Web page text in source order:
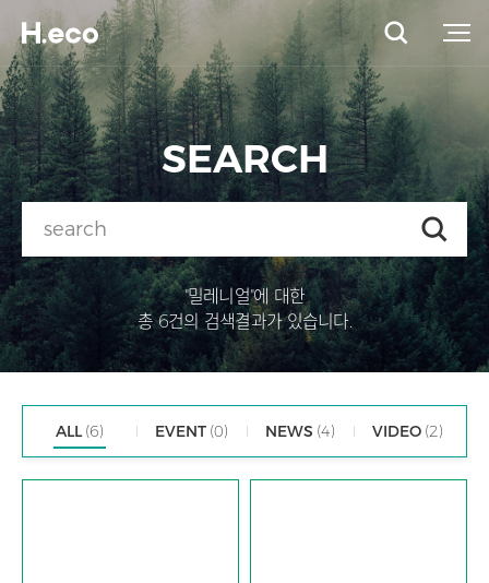
SEARCH
"밀레니얼"에 대한
총 6건의 검색결과가 있습니다.
ALL (6) EVENT (0) NEWS (4) VIDEO (2)